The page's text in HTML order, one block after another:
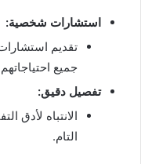
استشارات شخصية:
تقديم
جميع
تفصيل دقيق:
الانتباه لأدق
التام.